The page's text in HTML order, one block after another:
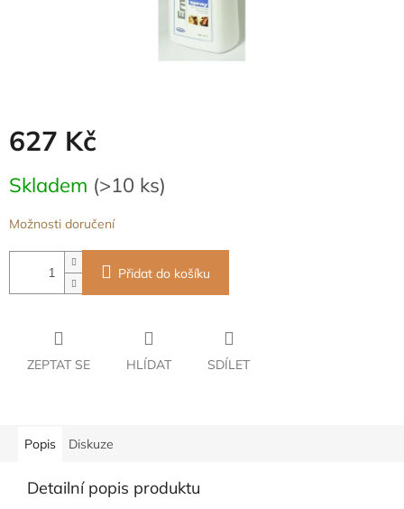
627 Kč
cena:
Skladem (>10 ks)
Možnosti doručení
Přidat do košíku
ZEPTAT SE HLÍDAT SDÍLET
Popis Diskuze
Detailní popis produktu